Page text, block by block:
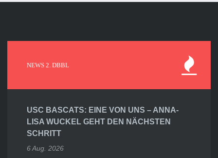
NEWS 2. DBBL
USC BASCATS: EINE VON UNS – ANNA-
LISA WUCKEL GEHT DEN NÄCHSTEN
SCHRITT
6 Aug. 2026